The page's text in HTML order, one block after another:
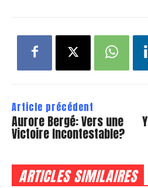
Article précédent
Aurore Bergé: Vers une
Victoire Incontestable?
ARTICLES SIMILAIRES